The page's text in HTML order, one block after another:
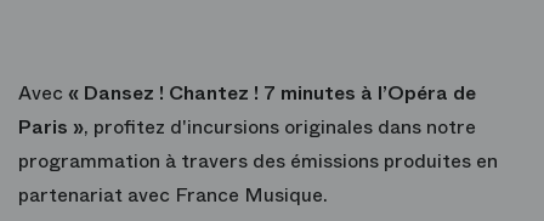
Avec « Dansez ! Chantez ! 7 minutes à l’Opéra de
Paris », profitez d'incursions originales dans notre
programmation à travers des émissions produites en
partenariat avec France Musique.